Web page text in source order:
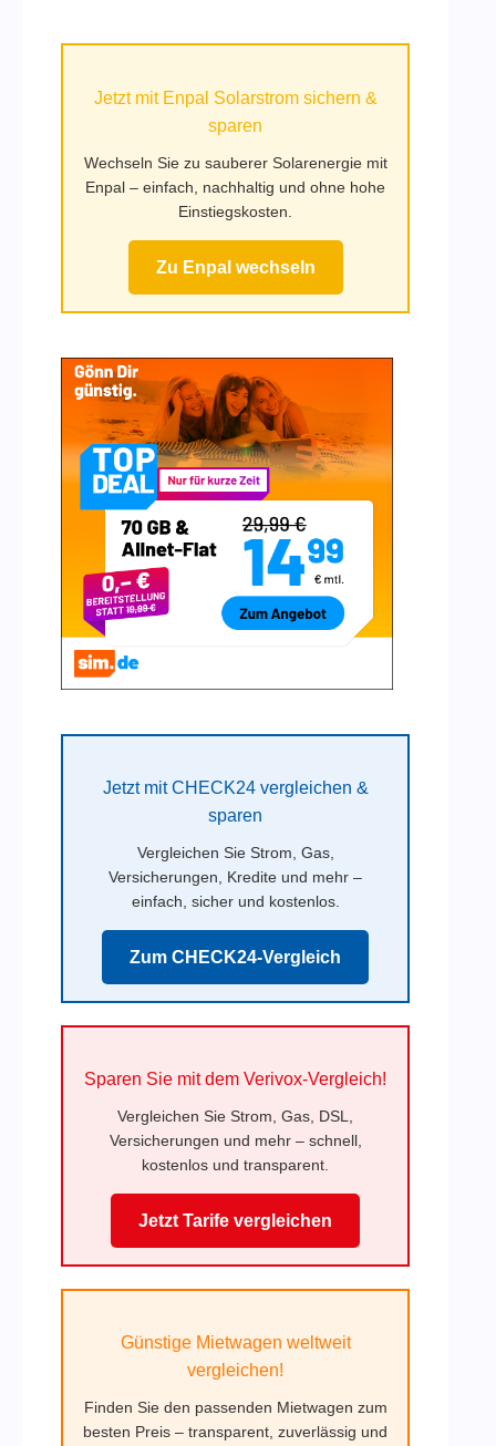
Jetzt mit Enpal Solarstrom sichern &
sparen
Wechseln Sie zu sauberer Solarenergie mit
Enpal – einfach, nachhaltig und ohne hohe
Einstiegskosten.
Zu Enpal wechseln
Jetzt mit CHECK24 vergleichen &
sparen
Vergleichen Sie Strom, Gas,
Versicherungen, Kredite und mehr –
einfach, sicher und kostenlos.
Zum CHECK24-Vergleich
Sparen Sie mit dem Verivox-Vergleich!
Vergleichen Sie Strom, Gas, DSL,
Versicherungen und mehr – schnell,
kostenlos und transparent.
Jetzt Tarife vergleichen
Günstige Mietwagen weltweit
vergleichen!
Finden Sie den passenden Mietwagen zum
besten Preis – transparent, zuverlässig und